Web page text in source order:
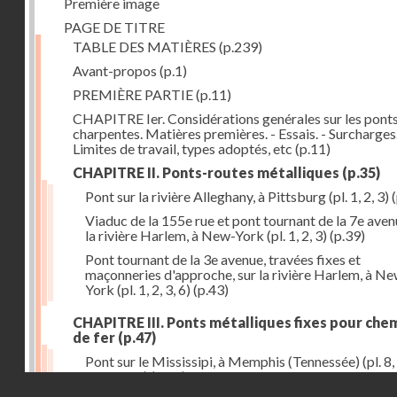
PAGE DE TITRE
TABLE DES MATIÈRES (p.239)
Avant-propos (p.1)
PREMIÈRE PARTIE(p.11)
CHAPITRE Ier. Considérations genérales sur les
charpentes. Matières premières. - Essais. -
Limites de travail, types adoptés, etc (p.11)
CHAPITRE II. Ponts-routes métalliques (p.35)
Pont sur la rivière Alleghany, à Pittsburg (pl. 1, 2, 3)
Viaduc de la 155e rue et pont tournant de la 7e
la rivière Harlem, à New-York (pl. 1, 2, 3) (p.39)
Pont tournant de la 3e avenue, travées fixes et
maçonneries d'approche, sur la rivière Harlem, à
York (pl. 1, 2, 3, 6) (p.43)
CHAPITRE III. Ponts métalliques fixes pour
de fer (p.47)
Pont sur le Mississipi, à Memphis (Tennessée) (pl. 8,
11, 12, 13)(p.47)